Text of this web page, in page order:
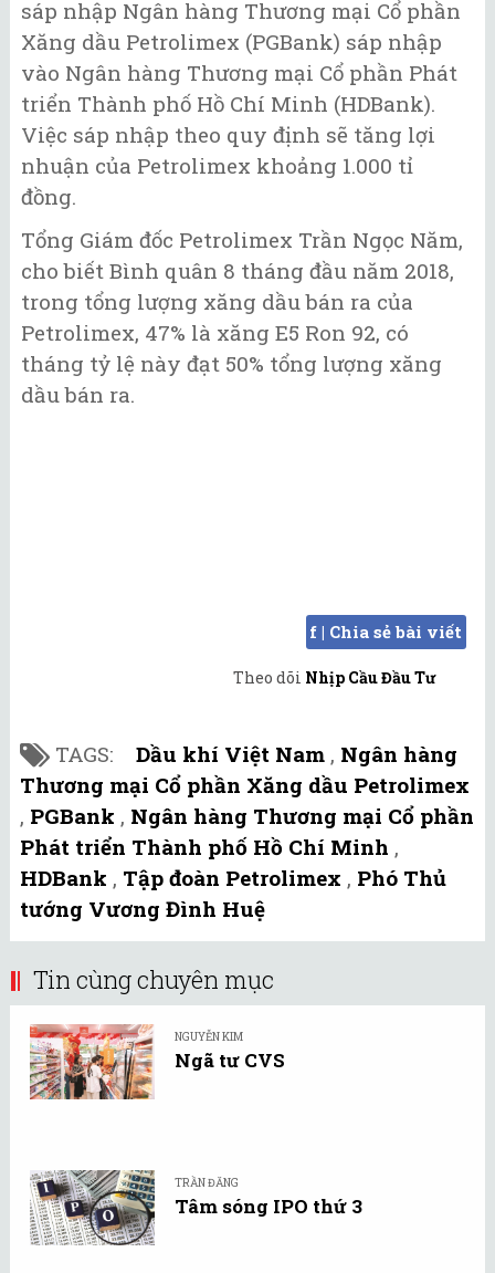
sáp nhập Ngân hàng Thương mại Cổ phần
Xăng dầu Petrolimex (PGBank) sáp nhập
vào Ngân hàng Thương mại Cổ phần Phát
triển Thành phố Hồ Chí Minh (HDBank).
Việc sáp nhập theo quy định sẽ tăng lợi
nhuận của Petrolimex khoảng 1.000 tỉ
đồng.
Tổng Giám đốc Petrolimex Trần Ngọc Năm,
cho biết Bình quân 8 tháng đầu năm 2018,
trong tổng lượng xăng dầu bán ra của
Petrolimex, 47% là xăng E5 Ron 92, có
tháng tỷ lệ này đạt 50% tổng lượng xăng
dầu bán ra.
f | Chia sẻ bài viết
Theo dõi Nhịp Cầu Đầu Tư
TAGS: Dầu khí Việt Nam , Ngân hàng
Thương mại Cổ phần Xăng dầu Petrolimex
, PGBank , Ngân hàng Thương mại Cổ phần
Phát triển Thành phố Hồ Chí Minh ,
HDBank , Tập đoàn Petrolimex , Phó Thủ
tướng Vương Đình Huệ
Tin cùng chuyên mục
NGUYỄN KIM
Ngã tư CVS
TRẦN ĐĂNG
Tâm sóng IPO thứ 3